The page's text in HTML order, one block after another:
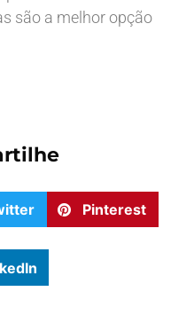
são a melhor opção
Pinterest